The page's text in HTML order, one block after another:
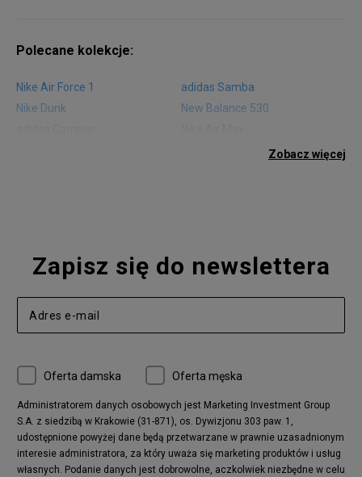
Polecane kolekcje:
Nike Air Force 1
adidas Samba
Nike Dunk
New Balance 530
Air Jordan 1
New Balance 327
adidas Handball Spezial
Birkenstock Arizona
Nike Air Max 270
New Balance CT302
adidas Ozelia
Nike Air More Uptempo
adidas Stan Smith
Puma Mayze
Reebok Club C
New Balance 2002
adidas NMD
Converse Run Star Hike
Nike Air Max Pulse
adidas Nizza
New Balance 997
Zobacz więcej
Zapisz się do newslettera
Oferta damska Oferta męska
Administratorem danych osobowych jest Marketing Investment Group
S.A. z siedzibą w Krakowie (31-871), os. Dywizjonu 303 paw. 1,
udostępnione powyżej dane będą przetwarzane w prawnie uzasadnionym
interesie administratora, za który uważa się marketing produktów i usług
własnych. Podanie danych jest dobrowolne, aczkolwiek niezbędne w celu